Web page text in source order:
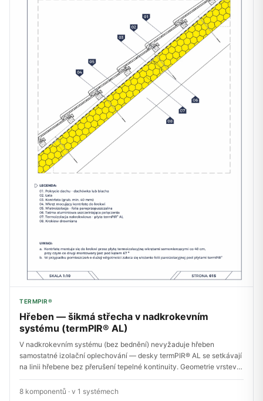
TERMPIR®
Hřeben — šikmá střecha v nadkrokevním
systému (termPIR® AL)
V nadkrokevním systému (bez bednění) nevyžaduje hřeben
samostatné izolační oplechování — desky termPIR® AL se setkávají
na linii hřebene bez přerušení tepelné kontinuity. Geometrie vrstev
je shodná s řezem střešní rovinou; rozdíl = větraný hřebenáč +
přerušené kontralatě.
8 komponentů · v 1 systémech